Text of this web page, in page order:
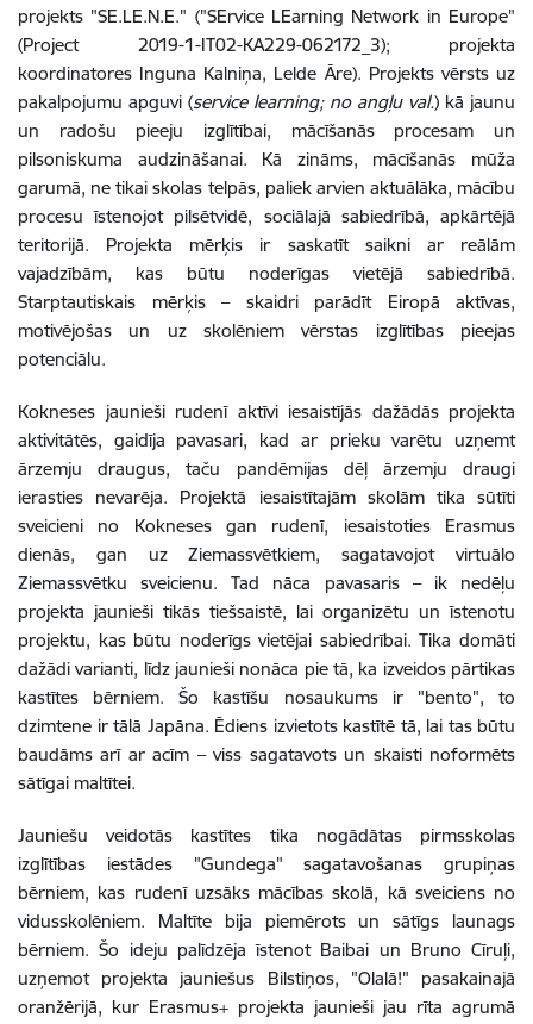
projekts "SE.LE.N.E." ("SErvice LEarning Network in Europe"
(Project 2019-1-IT02-KA229-062172_3); projekta
koordinatores Inguna Kalniņa, Lelde Āre). Projekts vērsts uz
pakalpojumu apguvi (service learning; no angļu val.) kā jaunu
un radošu pieeju izglītībai, mācīšanās procesam un
pilsoniskuma audzināšanai. Kā zināms, mācīšanās mūža
garumā, ne tikai skolas telpās, paliek arvien aktuālāka, mācību
procesu īstenojot pilsētvidē, sociālajā sabiedrībā, apkārtējā
teritorijā. Projekta mērķis ir saskatīt saikni ar reālām
vajadzībām, kas būtu noderīgas vietējā sabiedrībā.
Starptautiskais mērķis – skaidri parādīt Eiropā aktīvas,
motivējošas un uz skolēniem vērstas izglītības pieejas
potenciālu.
Kokneses jaunieši rudenī aktīvi iesaistījās dažādās projekta
aktivitātēs, gaidīja pavasari, kad ar prieku varētu uzņemt
ārzemju draugus, taču pandēmijas dēļ ārzemju draugi
ierasties nevarēja. Projektā iesaistītajām skolām tika sūtīti
sveicieni no Kokneses gan rudenī, iesaistoties Erasmus
dienās, gan uz Ziemassvētkiem, sagatavojot virtuālo
Ziemassvētku sveicienu. Tad nāca pavasaris – ik nedēļu
projekta jaunieši tikās tiešsaistē, lai organizētu un īstenotu
projektu, kas būtu noderīgs vietējai sabiedrībai. Tika domāti
dažādi varianti, līdz jaunieši nonāca pie tā, ka izveidos pārtikas
kastītes bērniem. Šo kastīšu nosaukums ir "bento", to
dzimtene ir tālā Japāna. Ēdiens izvietots kastītē tā, lai tas būtu
baudāms arī ar acīm – viss sagatavots un skaisti noformēts
sātīgai maltītei.
Jauniešu veidotās kastītes tika nogādātas pirmsskolas
izglītības iestādes "Gundega" sagatavošanas grupiņas
bērniem, kas rudenī uzsāks mācības skolā, kā sveiciens no
vidusskolēniem. Maltīte bija piemērots un sātīgs launags
bērniem. Šo ideju palīdzēja īstenot Baibai un Bruno Cīruļi,
uzņemot projekta jauniešus Bilstiņos, "Olalā!" pasakainajā
oranžērijā, kur Erasmus+ projekta jaunieši jau rīta agrumā